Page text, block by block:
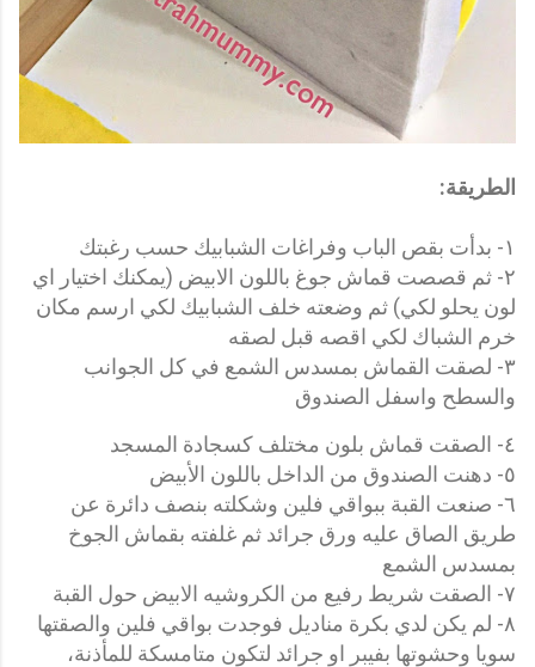
الطريقة:
١- بدأت بقص الباب وفراغات الشبابيك حسب رغبتك
٢- ثم قصصت قماش جوغ باللون الابيض (يمكنك اختيار اي
لون يحلو لكي) ثم وضعته خلف الشبابيك لكي ارسم مكان
خرم الشباك لكي اقصه قبل لصقه
٣- لصقت القماش بمسدس الشمع في كل الجوانب
والسطح واسفل الصندوق
٤- الصقت قماش بلون مختلف كسجادة المسجد
٥- دهنت الصندوق من الداخل باللون الأبيض
٦- صنعت القبة ببواقي فلين وشكلته بنصف دائرة عن
طريق الصاق عليه ورق جرائد ثم غلفته بقماش الجوخ
بمسدس الشمع
٧- الصقت شريط رفيع من الكروشيه الابيض حول القبة
٨- لم يكن لدي بكرة مناديل فوجدت بواقي فلين والصقتها
سويا وحشوتها بفيبر او جرائد لتكون متامسكة للمأذنة،